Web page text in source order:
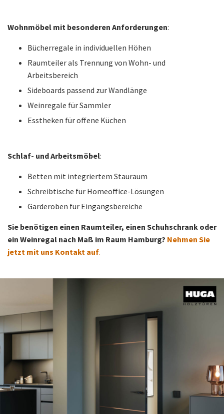
Wohnmöbel mit besonderen Anforderungen:
Bücherregale in individuellen Höhen
Raumteiler als Trennung von Wohn- und
Arbeitsbereich
Sideboards passend zur Wandlänge
Weinregale für Sammler
Esstheken für offene Küchen
Schlaf- und Arbeitsmöbel:
Betten mit integriertem Stauraum
Schreibtische für Homeoffice-Lösungen
Garderoben für Eingangsbereiche
Sie benötigen einen Raumteiler, einen Schuhschrank oder
ein Weinregal nach Maß im Raum Hamburg? Nehmen Sie
jetzt mit uns Kontakt auf.